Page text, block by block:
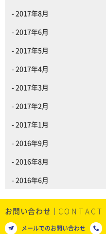
2017年8月
2017年6月
2017年5月
2017年4月
2017年3月
2017年2月
2017年1月
2016年9月
2016年8月
2016年6月
お問い合わせ
メールでのお問い合わせ